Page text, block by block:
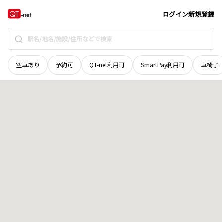
ログイン新規登録
空車あり 予約可 QT-net利用可 SmartPay利用可 車椅子
北海道